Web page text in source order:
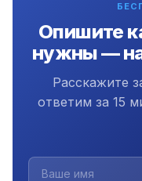
Опишите
нужны —
Расскажите
ответим за 15